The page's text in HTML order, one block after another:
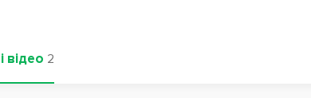
відео 2